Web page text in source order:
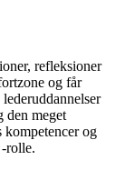
refleksioner
og får
den meget
kompetencer og
rolle.